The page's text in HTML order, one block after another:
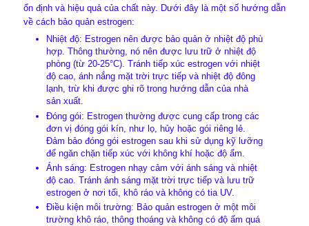
ổn định và hiệu quả của chất này. Dưới đây là một số hướng dẫn
về cách bảo quản estrogen:
Nhiệt độ: Estrogen nên được bảo quản ở nhiệt độ phù
hợp. Thông thường, nó nên được lưu trữ ở nhiệt độ
phòng (từ 20-25°C). Tránh tiếp xúc estrogen với nhiệt
độ cao, ánh nắng mặt trời trực tiếp và nhiệt độ đông
lạnh, trừ khi được ghi rõ trong hướng dẫn của nhà
sản xuất.
Đóng gói: Estrogen thường được cung cấp trong các
đơn vị đóng gói kín, như lọ, hủy hoặc gói riêng lẻ.
Đảm bảo đóng gói estrogen sau khi sử dụng kỹ lưỡng
để ngăn chặn tiếp xúc với không khí hoặc độ ẩm.
Ánh sáng: Estrogen nhạy cảm với ánh sáng và nhiệt
độ cao. Tránh ánh sáng mặt trời trực tiếp và lưu trữ
estrogen ở nơi tối, khô ráo và không có tia UV.
Điều kiện môi trường: Bảo quản estrogen ở một môi
trường khô ráo, thông thoáng và không có độ ẩm quá